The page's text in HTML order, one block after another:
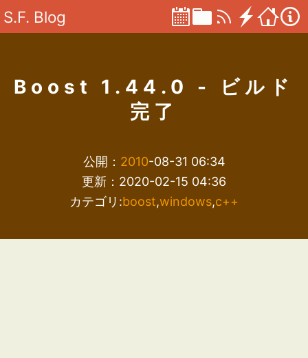
S.F. Blog
Boost 1.44.0 - ビルド
完了
公開： 2010-08-31 06:34
更新：2020-02-15 04:36
カテゴリ:boost,windows,c++